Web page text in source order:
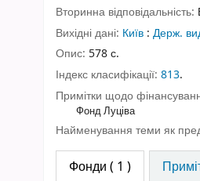
Вторинна відповідальність:
Вихідні дані: Київ : Держ.
Опис: 578 с.
Індекс класифікації: 813.
Примітки щодо
Фонд Луціва
Найменування теми як
Фонди ( 1 )